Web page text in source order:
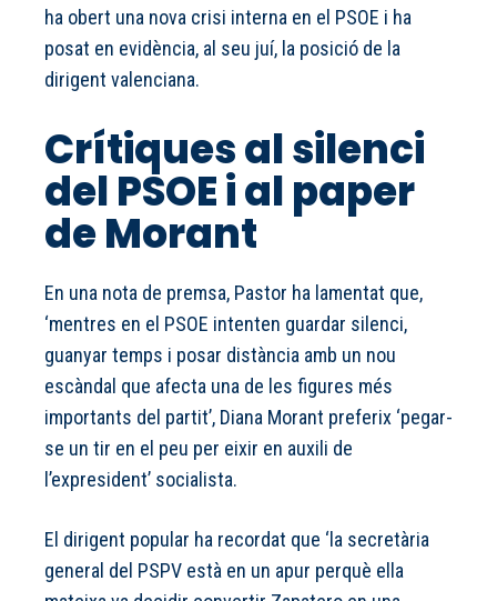
ha obert una nova crisi interna en el PSOE i ha
posat en evidència, al seu juí, la posició de la
dirigent valenciana.
Crítiques al silenci
del PSOE i al paper
de Morant
En una nota de premsa, Pastor ha lamentat que,
‘mentres en el PSOE intenten guardar silenci,
guanyar temps i posar distància amb un nou
escàndal que afecta una de les figures més
importants del partit’, Diana Morant preferix ‘pegar-
se un tir en el peu per eixir en auxili de
l’expresident’ socialista.
El dirigent popular ha recordat que ‘la secretària
general del PSPV està en un apur perquè ella